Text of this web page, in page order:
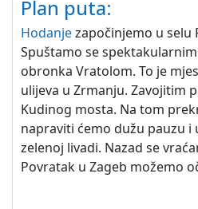
Plan puta:
Hodanjezapočinjemo u selu
Spuštamo se
obronka Vratolom. To je
ulijeva u Zrmanju. Zavojitim
Kudinog mosta. Na tom
napraviti ćemo dužu pauzu i
zelenoj livadi. Nazad se
Povratak u Zageb možemo